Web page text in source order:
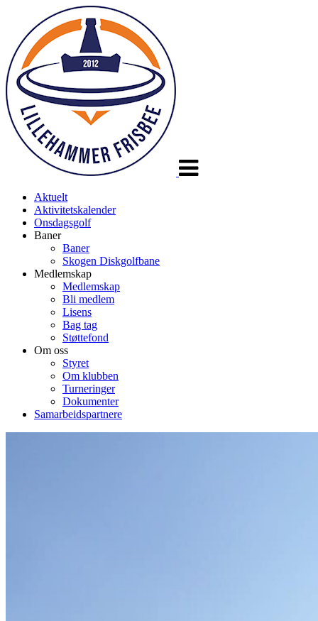
Aktuelt
Aktivitetskalender
Onsdagsgolf
Baner
Baner
Skogen Diskgolfbane
Medlemskap
Medlemskap
Bli medlem
Lisens
Bag tag
Støttefond
Om oss
Styret
Om klubben
Turneringer
Dokumenter
Samarbeidspartnere